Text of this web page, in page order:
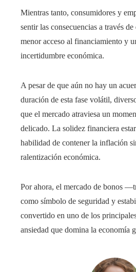
Mientras tanto, consumidores y
sentir las consecuencias a través
menor acceso al financiamiento y
incertidumbre económica.
A pesar de que aún no hay un
duración de esta fase volátil,
que el mercado atraviesa un
delicado. La solidez financiera
habilidad de contener la inflación
ralentización económica.
Por ahora, el mercado de bonos
como símbolo de seguridad y
convertido en uno de los
ansiedad que domina la economía